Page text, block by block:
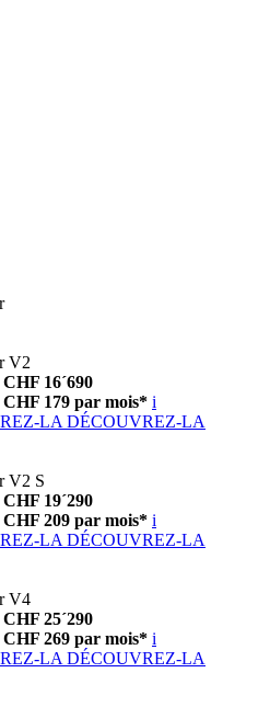
V2
16´690
179 par mois* i
LA DÉCOUVREZ-LA
V2 S
19´290
209 par mois* i
LA DÉCOUVREZ-LA
V4
25´290
269 par mois* i
LA DÉCOUVREZ-LA